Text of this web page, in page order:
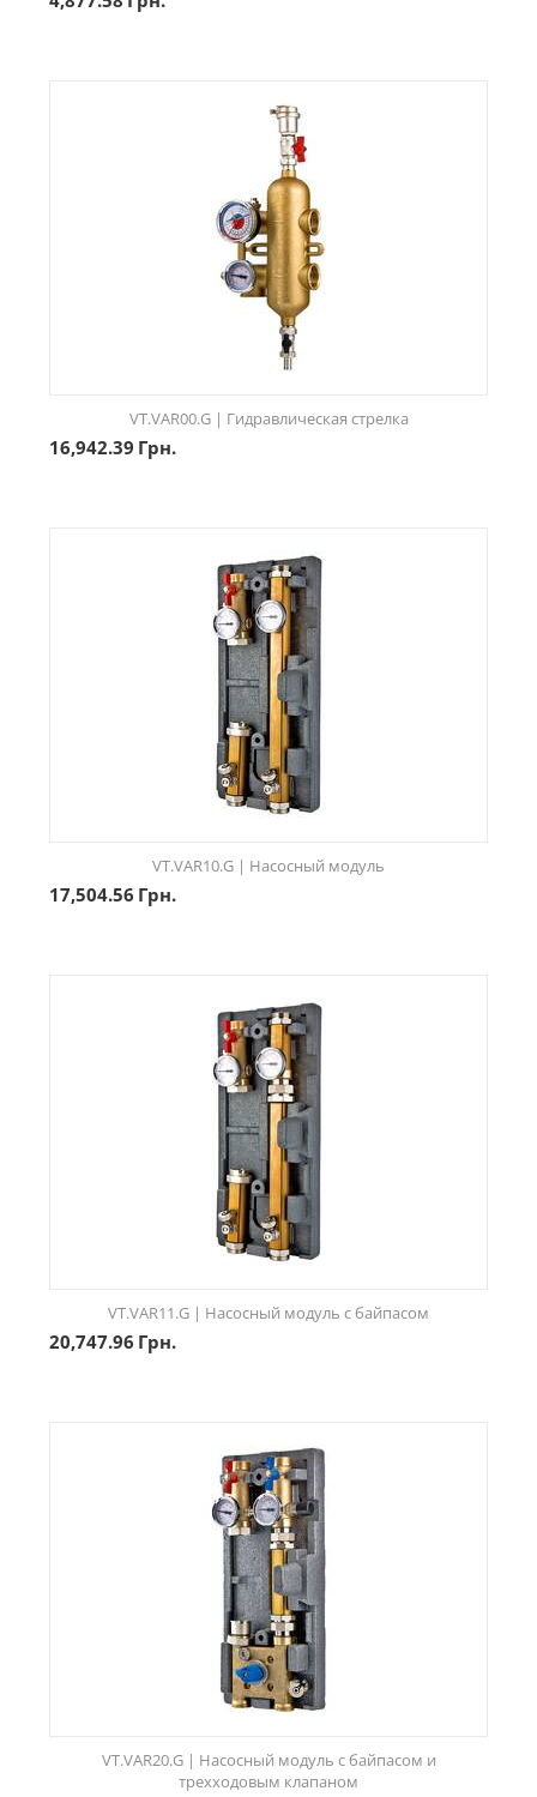
VT.VAR00.G | Гидравлическая стрелка
16,942.39 Грн.
VT.VAR10.G | Насосный модуль
17,504.56 Грн.
VT.VAR11.G | Насосный модуль с байпасом
20,747.96 Грн.
VT.VAR20.G | Насосный модуль с байпасом и
трехходовым клапаном